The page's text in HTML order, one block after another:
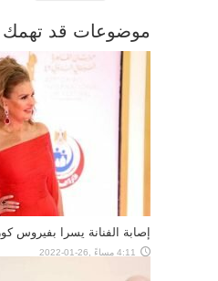
موضوعات قد تهمك
إصابة الفنانة يسرا بفيروس
4:11 مساءً ,26-01-2022